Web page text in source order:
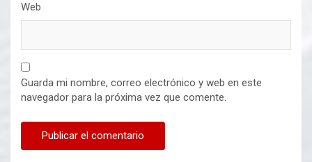
Web
Guarda mi nombre, correo electrónico y web en este
navegador para la próxima vez que comente.